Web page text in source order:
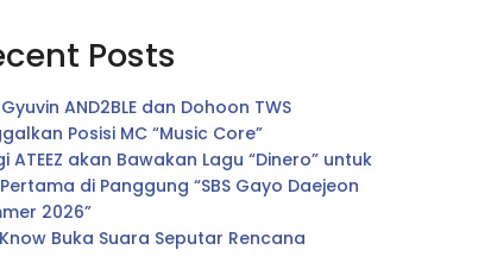
Posts
AND2BLE dan Dohoon TWS
Posisi MC “Music Core”
ATEEZ akan Bawakan Lagu “Dinero” untuk
di Panggung “SBS Gayo Daejeon
2026”
Buka Suara Seputar Rencana